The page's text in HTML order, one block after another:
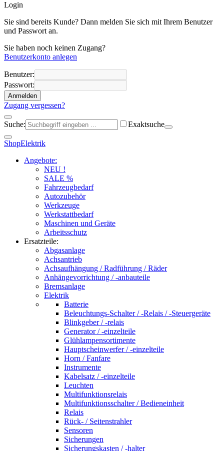
Login
Sie sind bereits Kunde? Dann melden Sie sich mit Ihrem Benutzer
und Passwort an.
Sie haben noch keinen Zugang?
Benutzerkonto anlegen
Benutzer:
Passwort:
Anmelden
Zugang vergessen?
Suche: Exaktsuche
ShopElektrik
Angebote:
NEU !
SALE %
Fahrzeugbedarf
Autozubehör
Werkzeuge
Werkstattbedarf
Maschinen und Geräte
Arbeitsschutz
Ersatzteile:
Abgasanlage
Achsantrieb
Achsaufhängung / Radführung / Räder
Anhängevorrichtung / -anbauteile
Bremsanlage
Elektrik
Batterie
Beleuchtungs-Schalter / -Relais / -Steuergeräte
Blinkgeber / -relais
Generator / -einzelteile
Glühlampensortimente
Hauptscheinwerfer / -einzelteile
Horn / Fanfare
Instrumente
Kabelsatz / -einzelteile
Leuchten
Multifunktionsrelais
Multifunktionsschalter / Bedieneinheit
Relais
Rück- / Seitenstrahler
Sensoren
Sicherungen
Sicherungskasten / -halter